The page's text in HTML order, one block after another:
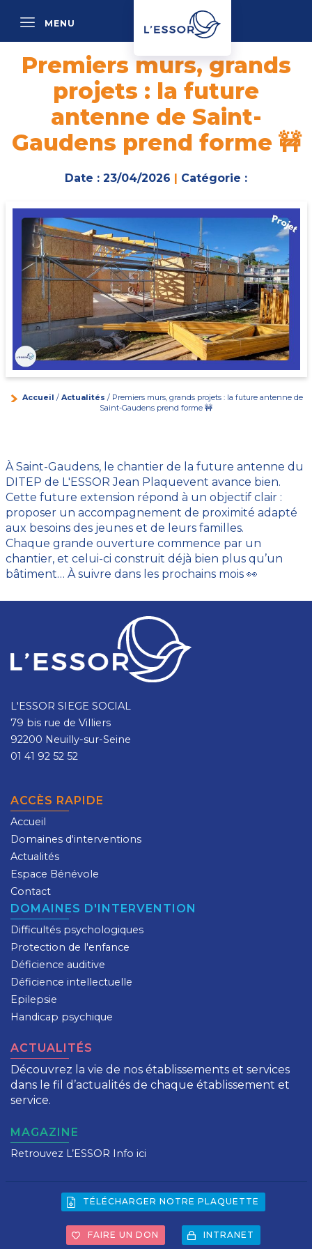
MENU
Premiers murs, grands
projets : la future
antenne de Saint-
Gaudens prend forme 🚧
Date : 23/04/2026 | Catégorie :
Accueil / Actualités / Premiers murs, grands projets : la future antenne de
Saint-Gaudens prend forme 🚧
À Saint-Gaudens, le chantier de la future antenne du
DITEP de L'ESSOR Jean Plaquevent avance bien.
Cette future extension répond à un objectif clair :
proposer un accompagnement de proximité adapté
aux besoins des jeunes et de leurs familles.
Chaque grande ouverture commence par un
chantier, et celui-ci construit déjà bien plus qu’un
bâtiment… À suivre dans les prochains mois 👀
L'ESSOR SIEGE SOCIAL
79 bis rue de Villiers
92200 Neuilly-sur-Seine
01 41 92 52 52
ACCÈS RAPIDE
Accueil
Domaines d'interventions
Actualités
Espace Bénévole
Contact
DOMAINES D'INTERVENTION
Difficultés psychologiques
Protection de l'enfance
Déficience auditive
Déficience intellectuelle
Epilepsie
Handicap psychique
ACTUALITÉS
Découvrez la vie de nos établissements et services
dans le fil d’actualités de chaque établissement et
service.
MAGAZINE
Retrouvez L’ESSOR Info ici
TÉLÉCHARGER NOTRE PLAQUETTE
FAIRE UN DON INTRANET